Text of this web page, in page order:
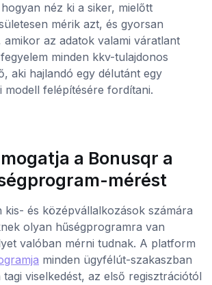
néz ki a siker, mielőtt
mérik azt, és gyorsan
amikor az adatok valami váratlant
minden kkv-tulajdonos
aki hajlandó egy délutánt egy
modell felépítésére fordítani.
a Bonusqr a
mérést
kis- és középvállalkozások számára
olyan hűségprogramra van
valóban mérni tudnak. A platform
minden ügyfélút-szakaszban
viselkedést, az első regisztrációtól